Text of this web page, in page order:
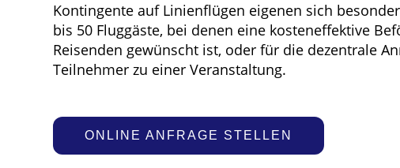
Kontingente auf Linienflügen eigenen sich
bis 50 Fluggäste, bei denen eine kosteneffektive
Reisenden gewünscht ist, oder für die dezentrale
Teilnehmer zu einer Veranstaltung.
ONLINE ANFRAGE STELLEN